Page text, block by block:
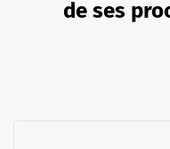
de ses